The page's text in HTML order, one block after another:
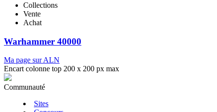
Collections
Vente
Achat
Warhammer 40000
Ma page sur ALN
Encart colonne top 200 x 200 px max
Communauté
Sites